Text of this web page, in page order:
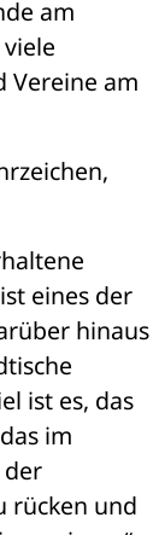
am
Vereine am
eines der
hinaus
ist es, das
im
der
rücken und